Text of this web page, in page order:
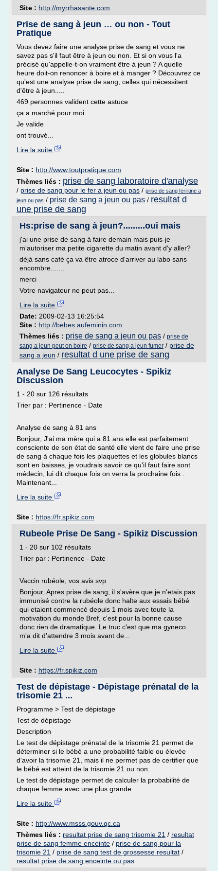
Site : http://myrrhasante.com
Prise de sang à jeun … ou non - Tout
Pratique
Vous devez faire une analyse prise de sang et vous ne
savez pas s'il faut être à jeun ou non. Et si on vous l'a
précisé qu'appelle-t-on vraiment être à jeun ? A quelle
heure doit-on renoncer à boire et à manger ? Découvrez ce
qu'est une analyse prise de sang, celles qui nécessitent
d'être à jeun.....
469 personnes valident cette astuce
ça a marché pour moi
Je valide
ont trouvé...
Lire la suite
Site : http://www.toutpratique.com
Thèmes liés : prise de sang laboratoire d'analyse
/ prise de sang pour le fer a jeun ou pas / prise de sang ferritine a
jeun ou pas / prise de sang a jeun ou pas / resultat d
une prise de sang
Hs:prise de sang à jeun?.........oui mais
j'ai une prise de sang à faire demain mais puis-je
m'autoriser ma petite cigarette du matin avant d'y aller?
déjà sans café ça va être atroce d'arriver au labo sans
encombre.......
merci
Votre navigateur ne peut pas...
Lire la suite
Date: 2009-02-13 16:25:54
Site : http://bebes.aufeminin.com
Thèmes liés : prise de sang a jeun ou pas / prise de
sang a jeun peut on boire / prise de sang a jeun fumer / prise de
sang a jeun / resultat d une prise de sang
Analyse De Sang Leucocytes - Spikiz
Discussion
1 - 20 sur 126 résultats
Trier par : Pertinence - Date
Analyse de sang à 81 ans
Bonjour, J'ai ma mère qui a 81 ans elle est parfaitement
consciente de son état de santé elle vient de faire une prise
de sang à chaque fois les plaquettes et les globules blancs
sont en baisses, je voudrais savoir ce qu'il faut faire sont
médecin, lui dit chaque fois on verra la prochaine fois .
Maintenant...
Lire la suite
Site : https://fr.spikiz.com
Rubeole Prise De Sang - Spikiz Discussion
1 - 20 sur 102 résultats
Trier par : Pertinence - Date
Vaccin rubéole, vos avis svp
Bonjour, Apres prise de sang, il s'avère que je n'etais pas
immunisé contre la rubéole donc halte aux essais bébé
qui etaient commencé depuis 1 mois avec toute la
motivation du monde Bref, c'est pour la bonne cause
donc rien de dramatique. Le truc c'est que ma gyneco
m'a dit d'attendre 3 mois avant de...
Lire la suite
Site : https://fr.spikiz.com
Test de dépistage - Dépistage prénatal de la
trisomie 21 ...
Programme > Test de dépistage
Test de dépistage
Description
Le test de dépistage prénatal de la trisomie 21 permet de
déterminer si le bébé a une probabilité faible ou élevée
d'avoir la trisomie 21, mais il ne permet pas de certifier que
le bébé est atteint de la trisomie 21 ou non.
Le test de dépistage permet de calculer la probabilité de
chaque femme avec une plus grande...
Lire la suite
Site : http://www.msss.gouv.qc.ca
Thèmes liés : resultat prise de sang trisomie 21 / resultat
prise de sang femme enceinte / prise de sang pour la
trisomie 21 / prise de sang test de grossesse resultat /
resultat prise de sang enceinte ou pas